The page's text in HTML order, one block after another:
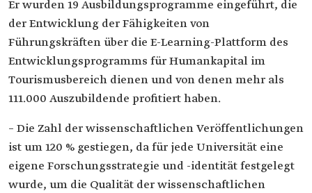
Er wurden 19 Ausbildungsprogramme eingeführt, die
der Entwicklung der Fähigkeiten von
Führungskräften über die E-Learning-Plattform des
Entwicklungsprogramms für Humankapital im
Tourismusbereich dienen und von denen mehr als
111.000 Auszubildende profitiert haben.
– Die Zahl der wissenschaftlichen Veröffentlichungen
ist um 120 % gestiegen, da für jede Universität eine
eigene Forschungsstrategie und -identität festgelegt
wurde, um die Qualität der wissenschaftlichen